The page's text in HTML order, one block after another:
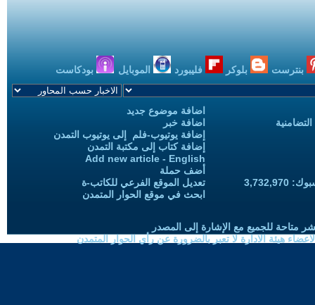
بنترست بلوكر فليبورد الموبايل بودكاست
اضافة موضوع جديد
اضافة خبر
إضافة يوتيوب-فلم إلى يوتيوب التمدن
إضافة كتاب إلى مكتبة التمدن
Add new article - English
أضف حملة
تعديل الموقع الفرعي للكاتب-ة
ابحث في موقع الحوار المتمدن
متاحة للجميع مع الإشارة إلى المصدر
هيئة الادارة لا تعبر بالضرورة عن رأي الحوار المتمدن